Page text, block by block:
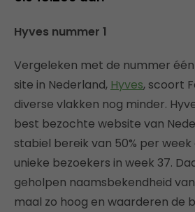
Hyves nummer 1
Vergeleken met de nummer
site in Nederland, Hyves, scoort
diverse vlakken nog minder.
best bezochte website van
stabiel bereik van 50% per week
unieke bezoekers in week 37.
geholpen naamsbekendheid
maal zo hoog en waarderen de